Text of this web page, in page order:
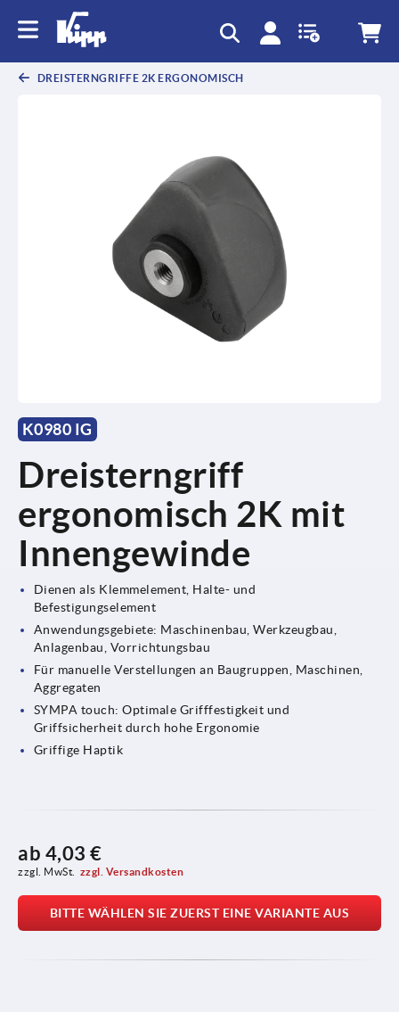
DREISTERNGRIFFE 2K ERGONOMISCH
K0980 IG
Dreisterngriff
ergonomisch 2K mit
Innengewinde
Dienen als Klemmelement, Halte- und
Befestigungselement
Anwendungsgebiete: Maschinenbau, Werkzeugbau,
Anlagenbau, Vorrichtungsbau
Für manuelle Verstellungen an Baugruppen, Maschinen,
Aggregaten
SYMPA touch: Optimale Grifffestigkeit und
Griffsicherheit durch hohe Ergonomie
Griffige Haptik
ab 4,03 €
zzgl. MwSt. zzgl. Versandkosten
BITTE WÄHLEN SIE ZUERST EINE VARIANTE AUS